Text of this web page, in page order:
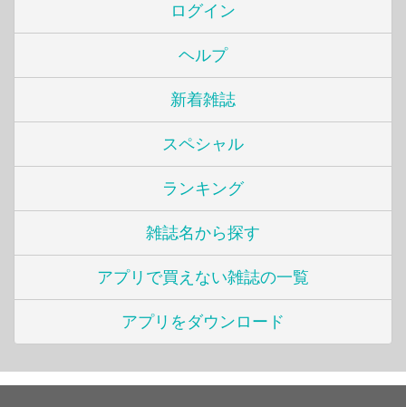
ログイン
ヘルプ
新着雑誌
スペシャル
ランキング
雑誌名から探す
アプリで買えない雑誌の一覧
アプリをダウンロード